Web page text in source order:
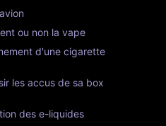
ou non la vape
d'une cigarette
les accus de sa box
des e-liquides